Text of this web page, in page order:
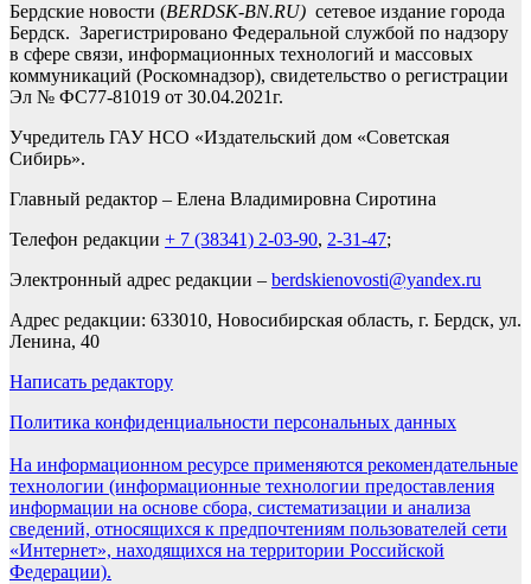
Бердские новости (BERDSK-BN.RU) сетевое издание города
Бердск. Зарегистрировано Федеральной службой по надзору
в сфере связи, информационных технологий и массовых
коммуникаций (Роскомнадзор), свидетельство о регистрации
Эл № ФС77-81019 от 30.04.2021г.
Учредитель ГАУ НСО «Издательский дом «Советская
Сибирь».
Главный редактор – Елена Владимировна Сиротина
Телефон редакции + 7 (38341) 2-03-90, 2-31-47;
Электронный адрес редакции – berdskienovosti@yandex.ru
Адрес редакции: 633010, Новосибирская область, г. Бердск, ул.
Ленина, 40
Написать редактору
Политика конфиденциальности персональных данных
На информационном ресурсе применяются рекомендательные
технологии (информационные технологии предоставления
информации на основе сбора, систематизации и анализа
сведений, относящихся к предпочтениям пользователей сети
«Интернет», находящихся на территории Российской
Федерации).